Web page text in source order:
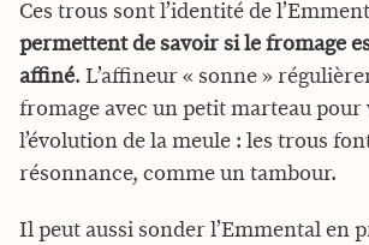
Ces trous sont l’identité de
permettent de savoir si le fromage
affiné. L’affineur « sonne »
fromage avec un petit marteau
l’évolution de la meule : les trous
résonnance, comme un tambour.
Il peut aussi sonder l’Emmental en